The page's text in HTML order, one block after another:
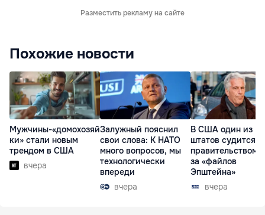
Разместить рекламу на сайте
Похожие новости
Мужчины-«домохозяй
ки» стали новым
трендом в США
вчера
Залужный пояснил
свои слова: К НАТО
много вопросов, мы
технологически
впереди
вчера
В США один из
штатов судится с
правительством
за «файлов
Эпштейна»
вчера